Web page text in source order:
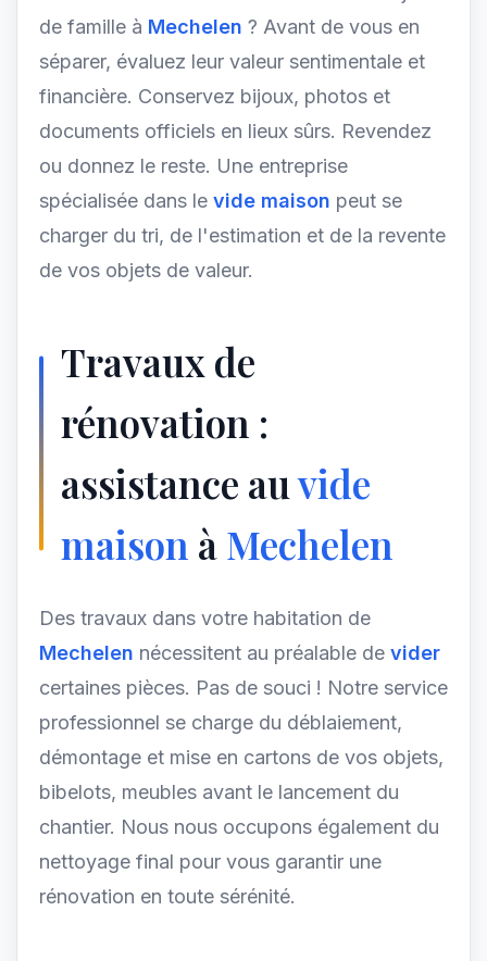
de famille à Mechelen ? Avant de vous en
séparer, évaluez leur valeur sentimentale et
financière. Conservez bijoux, photos et
documents officiels en lieux sûrs. Revendez
ou donnez le reste. Une entreprise
spécialisée dans le vide maison peut se
charger du tri, de l'estimation et de la revente
de vos objets de valeur.
Travaux de
rénovation :
assistance auvide
maison àMechelen
Des travaux dans votre habitation de
Mechelen nécessitent au préalable de vider
certaines pièces. Pas de souci ! Notre service
professionnel se charge du déblaiement,
démontage et mise en cartons de vos objets,
bibelots, meubles avant le lancement du
chantier. Nous nous occupons également du
nettoyage final pour vous garantir une
rénovation en toute sérénité.